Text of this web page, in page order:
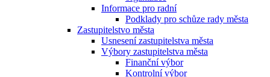
Informace pro radní
Podklady pro schůze rady města
Zastupitelstvo města
Usnesení zastupitelstva města
Výbory zastupitelstva města
Finanční výbor
Kontrolní výbor